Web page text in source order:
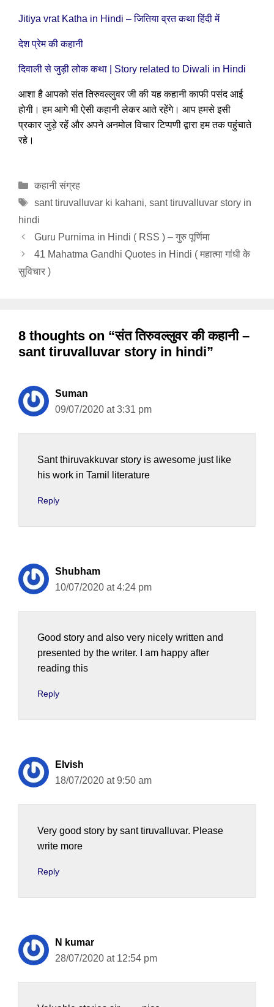
Jitiya vrat Katha in Hindi – जितिया व्रत कथा हिंदी में
देश प्रेम की कहानी
दिवाली से जुड़ी लोक कथा | Story related to Diwali in Hindi
आशा है आपको संत तिरुवल्लुवर जी की यह कहानी काफी पसंद आई
होगी। हम आगे भी ऐसी कहानी लेकर आते रहेंगे। आप हमसे इसी
प्रकार जुड़े रहें और अपने अनमोल विचार टिप्पणी द्वारा हम तक पहुंचाते
रहे।
Categories
कहानी संग्रह
Tags
sant tiruvalluvar ki kahani, sant tiruvalluvar story in
hindi
Guru Purnima in Hindi ( RSS ) – गुरु पूर्णिमा
41 Mahatma Gandhi Quotes in Hindi ( महात्मा गांधी के
सुविचार )
8 thoughts on “संत तिरुवल्लुवर की कहानी –
sant tiruvalluvar story in hindi”
Suman
09/07/2020 at 3:31 pm
Sant thiruvakkuvar story is awesome just like
his work in Tamil literature
Reply
Shubham
10/07/2020 at 4:24 pm
Good story and also very nicely written and
presented by the writer. I am happy after
reading this
Reply
Elvish
18/07/2020 at 9:50 am
Very good story by sant tiruvalluvar. Please
write more
Reply
N kumar
28/07/2020 at 12:54 pm